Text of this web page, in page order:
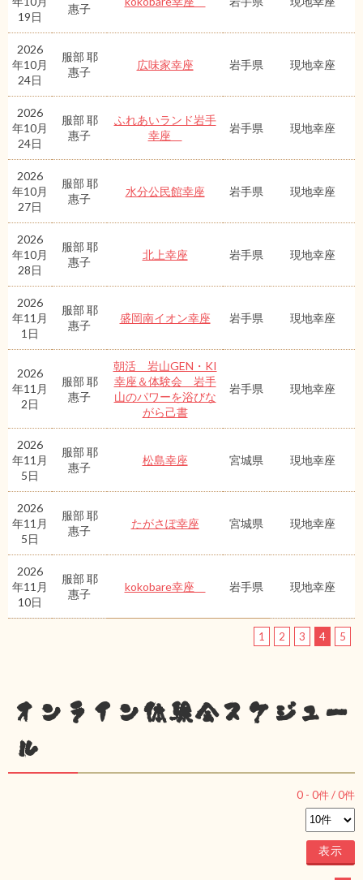
19日
惠子
2026
年10月
24日
服部 耶
惠子
広味家幸座 岩手県 現地幸座
2026
年10月
24日
服部 耶
惠子
ふれあいランド岩手
幸座
岩手県 現地幸座
2026
年10月
27日
服部 耶
惠子
水分公民館幸座 岩手県 現地幸座
2026
年10月
28日
服部 耶
惠子
北上幸座 岩手県 現地幸座
2026
年11月
1日
服部 耶
惠子
盛岡南イオン幸座 岩手県 現地幸座
2026
年11月
2日
服部 耶
惠子
朝活 岩山GEN・KI
幸座＆体験会 岩手
山のパワーを浴びな
がら己書
岩手県 現地幸座
2026
年11月
5日
服部 耶
惠子
松島幸座 宮城県 現地幸座
2026
年11月
5日
服部 耶
惠子
たがさぽ幸座 宮城県 現地幸座
2026
年11月
10日
服部 耶
惠子
kokobare幸座 岩手県 現地幸座
1 2 3 4 5
オンライン体験会スケジュー
ル
0 - 0件 /0件